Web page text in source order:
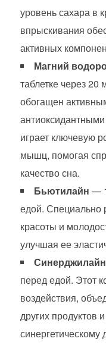
уровень сахара в
впрыскивания
активных
Магний
таблетке через
обогащен
играет ключевую
мышц, помогая
качество сна.
Бьютилайн —
едой. Специально
красоты и
улучшая ее
Синерджилайн
перед едой. Этот
воздействия,
других продуктов
синергетическому